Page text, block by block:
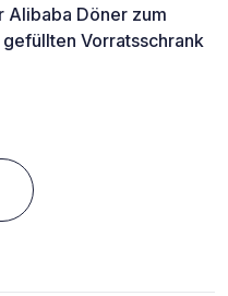
Alibaba Döner zum
Vorratsschrank